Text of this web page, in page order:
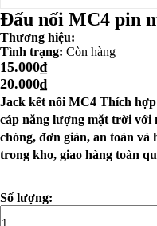
Đấu nối MC4 pin
Thương hiệu:
Tình trạng: Còn hàng
15.000₫
20.000₫
Jack kết nối MC4 Thích
cáp năng lượng mặt trời với
chóng, đơn giản, an toàn và
trong kho, giao hàng toàn
Số lượng: